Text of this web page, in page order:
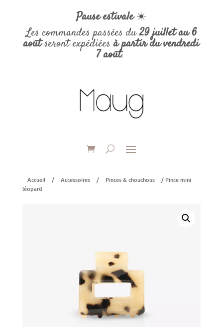
Pause estivale☀️
Les commandes passées du29 juillet au 6
aoûtseront expédiéesà partir du vendredi
7 août.
Accueil / Accessoires / Pinces & chouchous
/ Pince mini
léopard